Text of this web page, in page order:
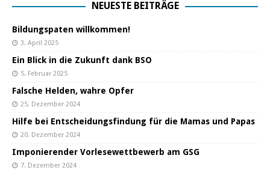
NEUESTE BEITRÄGE
Bildungspaten willkommen!
3. April 2025
Ein Blick in die Zukunft dank BSO
5. Februar 2025
Falsche Helden, wahre Opfer
25. Dezember 2024
Hilfe bei Entscheidungsfindung für die Mamas und Papas
20. Dezember 2024
Imponierender Vorlesewettbewerb am GSG
7. Dezember 2024